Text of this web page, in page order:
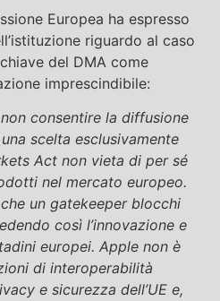
Europea ha espresso
riguardo al caso
del DMA come
imprescindibile:
consentire la diffusione
scelta esclusivamente
Act non vieta di per sé
nel mercato europeo.
un gatekeeper blocchi
così l’innovazione e
europei. Apple non è
di interoperabilità
e sicurezza dell’UE e,